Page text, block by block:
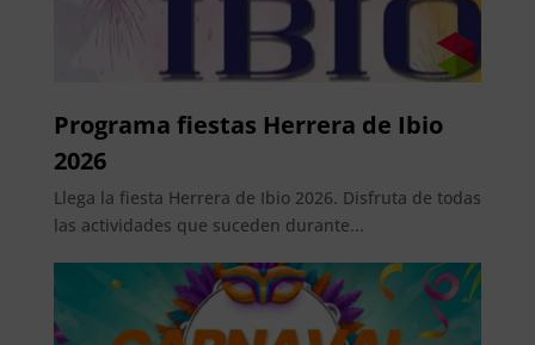
Programa fiestas Herrera de Ibio
2026
Llega la fiesta Herrera de Ibio 2026. Disfruta de todas
las actividades que suceden durante...